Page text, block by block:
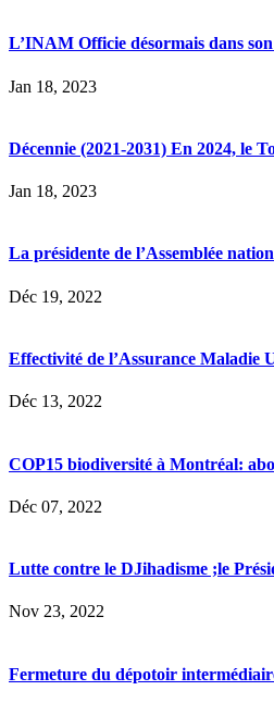
L’INAM Officie désormais dans
Jan 18, 2023
Décennie (2021-2031) En 2024, le
Jan 18, 2023
La présidente de l’Assemblée
Déc 19, 2022
Effectivité de l’Assurance Maladie
Déc 13, 2022
COP15 biodiversité à Montréal:
Déc 07, 2022
Lutte contre le DJihadisme ;le
Nov 23, 2022
Fermeture du dépotoir